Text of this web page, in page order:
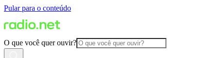
Pular para o conteúdo
O que você quer ouvir?